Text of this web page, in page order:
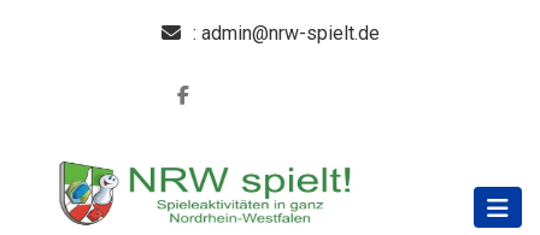
: admin@nrw-spielt.de